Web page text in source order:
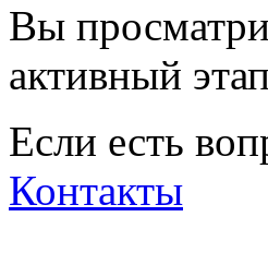
Вы
активный
Если есть
Контакты